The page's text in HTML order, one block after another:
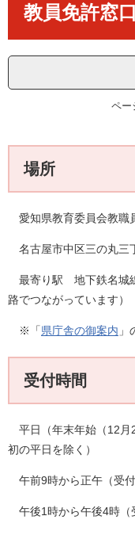
教員免許窓
ペー
場所
愛知県教育委員会教職
名古屋市中区三の丸三
最寄り駅 地下鉄名城
路でつながっています）
※「県庁舎の御案内 」
受付時間
平日（年末年始（12月
初の平日を除く）
午前9時から正午（受
午後1時から午後4時（